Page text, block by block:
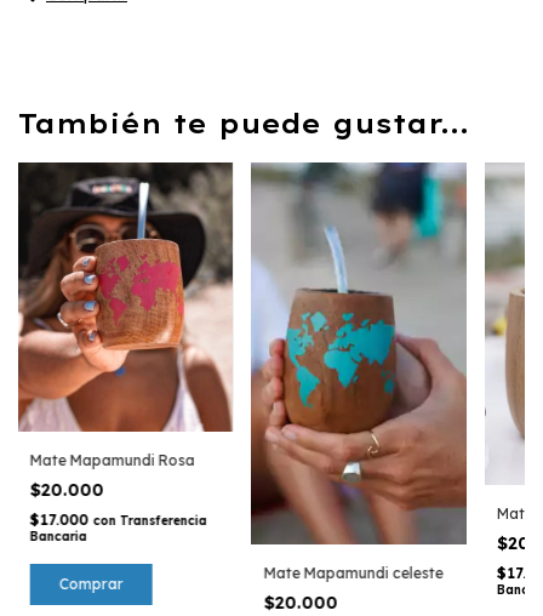
viajar y que nunca te falte un mate! #IndochinaStyle
También te puede gustar...
Mate Mapamundi Rosa
$20.000
$17.000 con Transferencia
Bancaria
Mate Mapamundi celeste
$20.000
Mate